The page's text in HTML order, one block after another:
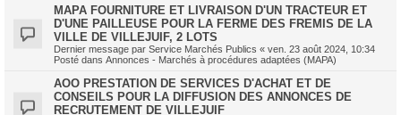
MAPA FOURNITURE ET LIVRAISON D'UN TRACTEUR ET
D'UNE PAILLEUSE POUR LA FERME DES FREMIS DE LA
VILLE DE VILLEJUIF, 2 LOTS
Dernier message par Service Marchés Publics « ven. 23 août 2024, 10:34
Posté dans Annonces - Marchés à procédures adaptées (MAPA)
AOO PRESTATION DE SERVICES D'ACHAT ET DE
CONSEILS POUR LA DIFFUSION DES ANNONCES DE
RECRUTEMENT DE VILLEJUIF